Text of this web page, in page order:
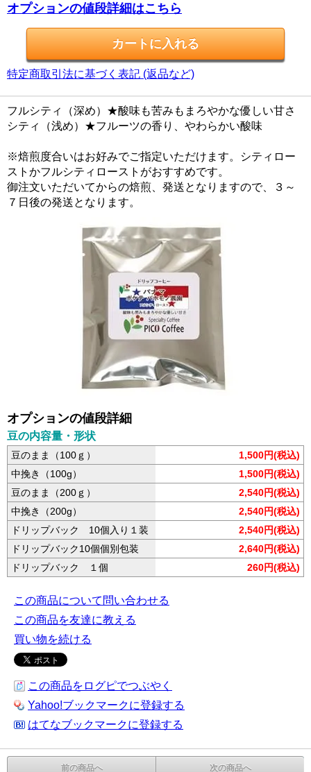
オプションの値段詳細はこちら
特定商取引法に基づく表記 (返品など)
フルシティ（深め）★酸味も苦みもまろやかな優しい甘さ
シティ（浅め）★フルーツの香り、やわらかい酸味
※焙煎度合いはお好みでご指定いただけます。シティロー
ストかフルシティローストがおすすめです。
御注文いただいてからの焙煎、発送となりますので、３～
７日後の発送となります。
オプションの値段詳細
豆の内容量・形状
豆のまま（100ｇ）
1,500円(税込)
中挽き（100g）
1,500円(税込)
豆のまま（200ｇ）
2,540円(税込)
中挽き（200g）
2,540円(税込)
ドリップバック 10個入り１装
2,540円(税込)
ドリップバック10個個別包装
2,640円(税込)
ドリップバック １個
260円(税込)
この商品について問い合わせる
この商品を友達に教える
買い物を続ける
この商品をログピでつぶやく
Yahoo!ブックマークに登録する
はてなブックマークに登録する
前の商品へ 次の商品へ